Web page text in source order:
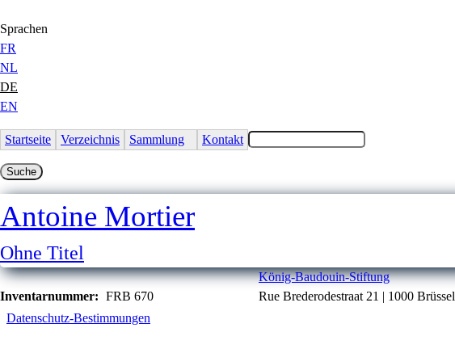
Sprachen
FR
NL
DE
EN
Startseite Verzeichnis Sammlung Kontakt
Antoine Mortier
Ohne Titel
Inventarnummer: FRB 670
König-Baudouin-Stiftung
Rue Brederodestraat 21 | 1000 Brüssel
Datenschutz-Bestimmungen